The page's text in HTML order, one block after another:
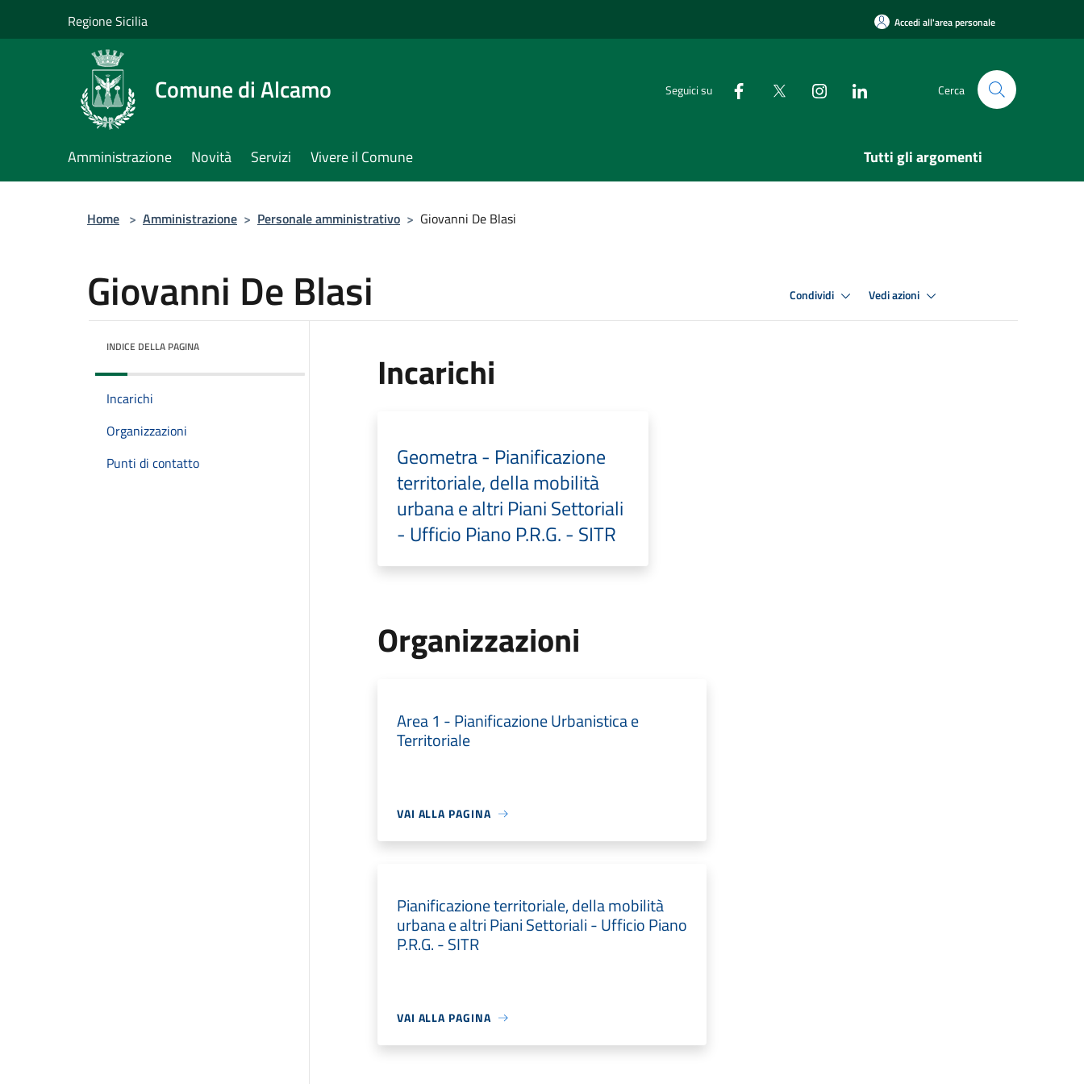
Regione Sicilia Accedi all'area personale
Comune di Alcamo Seguici su Cerca
Amministrazione Novità Servizi Vivere il Comune Tutti gli argomenti
Home > Amministrazione > Personale amministrativo > Giovanni De Blasi
Giovanni De Blasi Condividi Vedi azioni
INDICE DELLA PAGINA
Incarichi
Organizzazioni
Punti di contatto
Incarichi
Geometra - Pianificazione
territoriale, della mobilità
urbana e altri Piani Settoriali
- Ufficio Piano P.R.G. - SITR
Organizzazioni
Area 1 - Pianificazione Urbanistica e
Territoriale
VAI ALLA PAGINA
Pianificazione territoriale, della mobilità
urbana e altri Piani Settoriali - Ufficio Piano
P.R.G. - SITR
VAI ALLA PAGINA